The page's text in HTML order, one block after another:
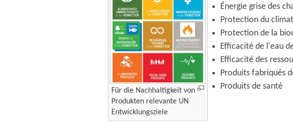
Für die Nachhaltigkeit von
Produkten relevante UN
Entwicklungsziele
Énergie grise des
Protection du
Protection de la
Efficacité de l'eau
Efficacité des
Produits fabriqués
Produits de santé